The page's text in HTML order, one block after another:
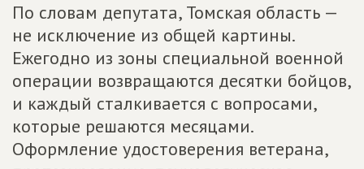
По словам депутата, Томская область —
не исключение из общей картины.
Ежегодно из зоны специальной военной
операции возвращаются десятки бойцов,
и каждый сталкивается с вопросами,
которые решаются месяцами.
Оформление удостоверения ветерана,